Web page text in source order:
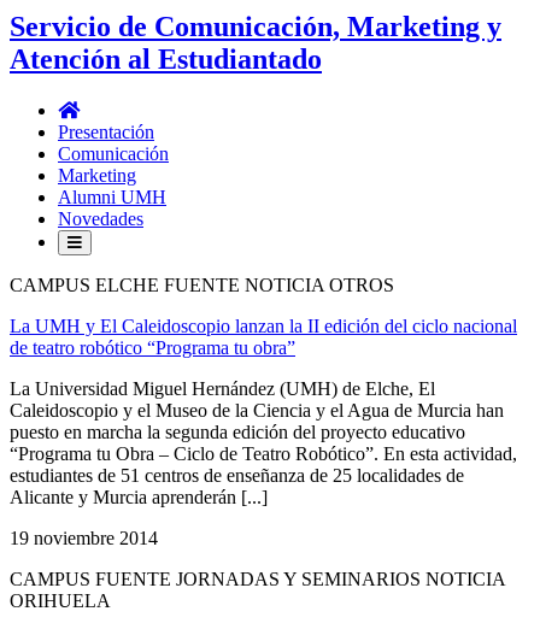
Servicio de Comunicación, Marketing y
Atención al Estudiantado
Servicio
de
Comunicación,
Marketing
y
Atención
al
Estudiantado
Presentación
Comunicación
Marketing
Alumni UMH
Novedades
CAMPUS ELCHE FUENTE NOTICIA OTROS
La UMH y El Caleidoscopio lanzan la II edición del ciclo nacional
de teatro robótico “Programa tu obra”
La Universidad Miguel Hernández (UMH) de Elche, El
Caleidoscopio y el Museo de la Ciencia y el Agua de Murcia han
puesto en marcha la segunda edición del proyecto educativo
“Programa tu Obra – Ciclo de Teatro Robótico”. En esta actividad,
estudiantes de 51 centros de enseñanza de 25 localidades de
Alicante y Murcia aprenderán [...]
19 noviembre 2014
CAMPUS FUENTE JORNADAS Y SEMINARIOS NOTICIA
ORIHUELA